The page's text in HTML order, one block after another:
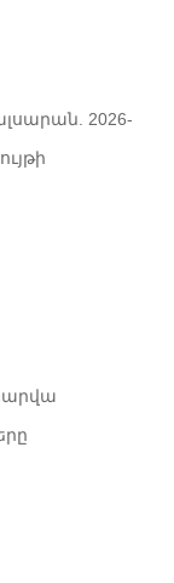
2026-